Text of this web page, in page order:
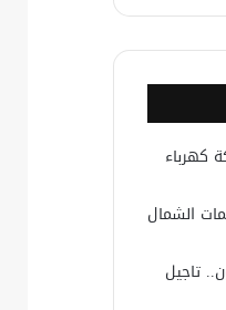
كهرباء
من مخيمات الشمال
تاجيل